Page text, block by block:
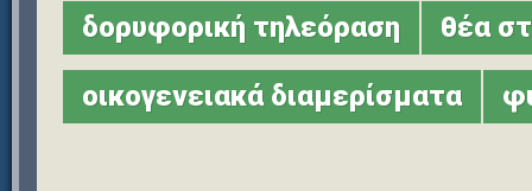
δορυφορική τηλεόραση θέα
οικογενειακά διαμερίσματα